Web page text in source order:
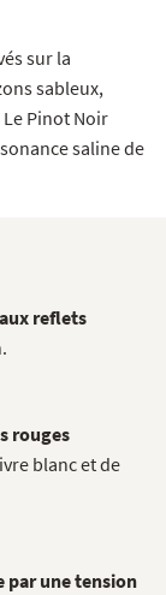
sur la
sableux,
Pinot Noir
saline de
reflets
rouges
blanc et de
par une tension